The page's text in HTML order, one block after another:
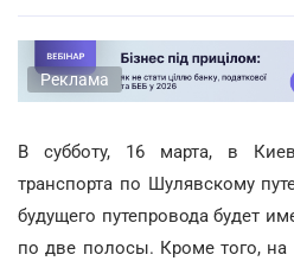
Реклама
В субботу, 16 марта, в
транспорта по Шулявскому
будущего путепровода будет
по две полосы. Кроме того, на